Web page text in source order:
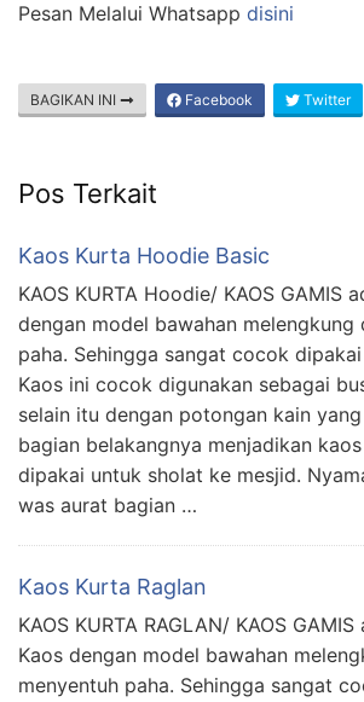
Pesan Melalui Whatsapp disini
BAGIKAN INI Facebook Twitter
Pos Terkait
Kaos Kurta Hoodie Basic
KAOS KURTA Hoodie/ KAOS GAMIS
dengan model bawahan melengkung
paha. Sehingga sangat cocok
Kaos ini cocok digunakan sebagai
selain itu dengan potongan kain
bagian belakangnya menjadikan
dipakai untuk sholat ke mesjid.
was aurat bagian …
Kaos Kurta Raglan
KAOS KURTA RAGLAN/ KAOS
Kaos dengan model bawahan
menyentuh paha. Sehingga sangat